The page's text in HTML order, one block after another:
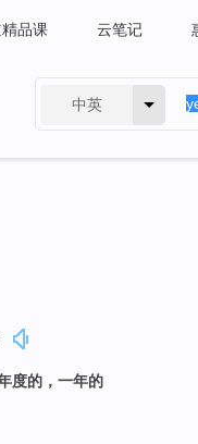
品课 云笔记
中英
度的，一年的